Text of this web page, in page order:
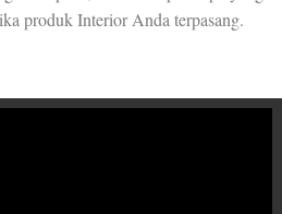
produk Interior Anda terpasang.